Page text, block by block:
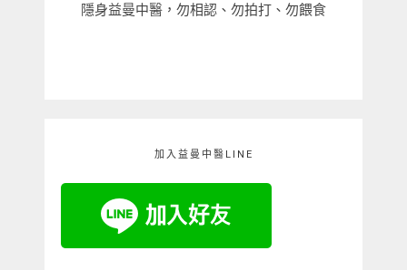
隱身益曼中醫，勿相認、勿拍打、勿餵食
加入益曼中醫LINE